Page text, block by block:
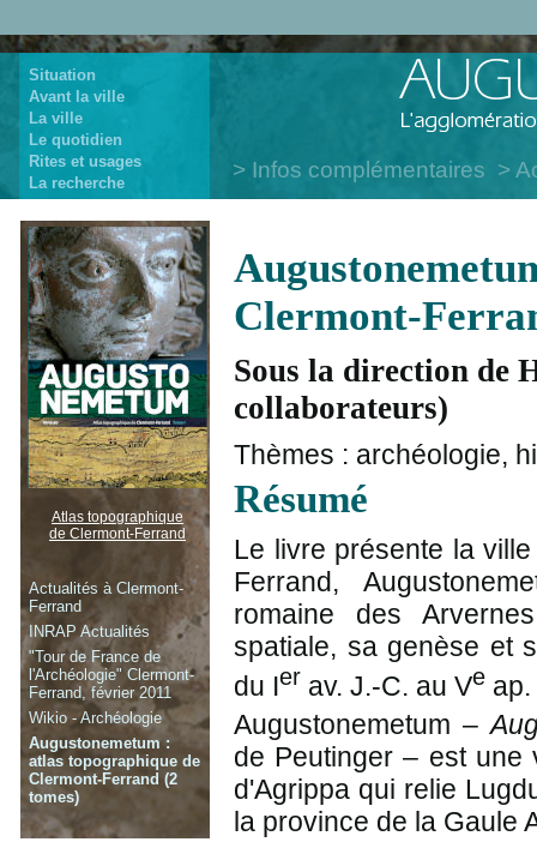
Situation
Avant la ville
La ville
Le quotidien
Rites et usages
La recherche
Infos complémentaires
Clermont-
Sous la direction de
collaborateurs)
Thèmes : archéologie,
Résumé
Le livre présente la
Ferrand,
romaine des
spatiale, sa genèse et
du Ier av. J.-C. au Ve
Augustonemetum –
de Peutinger – est
d'Agrippa qui relie
la province de la Gaule
Atlas topographique
de Clermont-Ferrand
Actualités à Clermont-
Ferrand
INRAP Actualités
"Tour de France de
l'Archéologie" Clermont-
Ferrand, février 2011
Wikio - Archéologie
Augustonemetum :
atlas topographique de
Clermont-Ferrand (2
tomes)